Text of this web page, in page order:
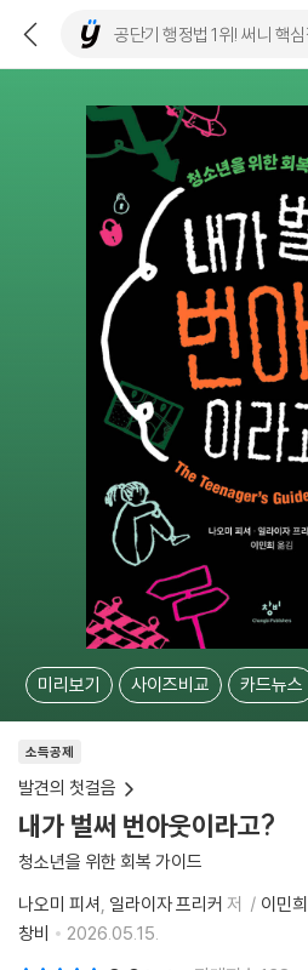
미리보기 사이즈비교 카드뉴스
소득공제
발견의 첫걸음
내가 벌써 번아웃이라고?
청소년을 위한 회복 가이드
나오미 피셔 일라이자 프리커 저 이민희
창비
2026.05.15.